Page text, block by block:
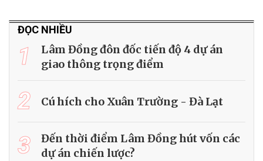
ĐỌC NHIỀU
1
Lâm Đồng đôn đốc tiến độ 4 dự án
giao thông trọng điểm
2 Cú hích cho Xuân Trường - Đà Lạt
3
Đến thời điểm Lâm Đồng hút vốn các
dự án chiến lược?